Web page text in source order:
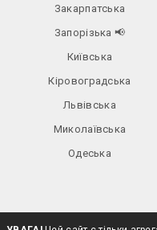
Закарпатська
Запорізька 📢
Київська
Кіровоградська
Львівська
Миколаївська
Одеська